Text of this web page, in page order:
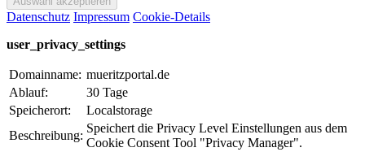
Datenschutz Impressum Cookie-Details
user_privacy_settings
Domainname: mueritzportal.de
Ablauf:
30 Tage
Speicherort:
Localstorage
Beschreibung:
Speichert die Privacy Level Einstellungen aus dem
Cookie Consent Tool "Privacy Manager".